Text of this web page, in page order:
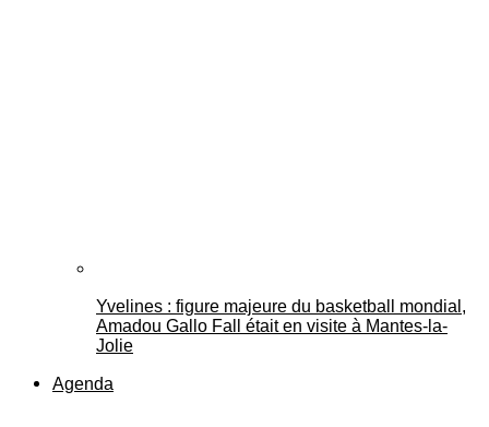
Yvelines : figure majeure du basketball mondial,
Amadou Gallo Fall était en visite à Mantes-la-
Jolie
Agenda